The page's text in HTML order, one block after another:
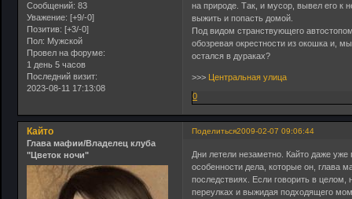
Сообщений: 83
Уважение: [+9/-0]
Позитив: [+3/-0]
Пол: Мужской
Провел на форуме:
1 день 5 часов
Последний визит:
2023-08-11 17:13:08
на природе. Так, и мусор, вывел его к
выжить и попасть домой.
Под видом странствующего
обозревая окрестности из окошка и,
остался в дураках?
>>>
Центральная улица
0
Поделиться2009-02-07 09:06:44
Кайто
Глава мафии/Владелец клуба
"Цветок ночи"
Дни летели незаметно. Кайто даже
особенности дела, которые он, глава
последствиях. Если говорить в
переулках и выжидая подходящего